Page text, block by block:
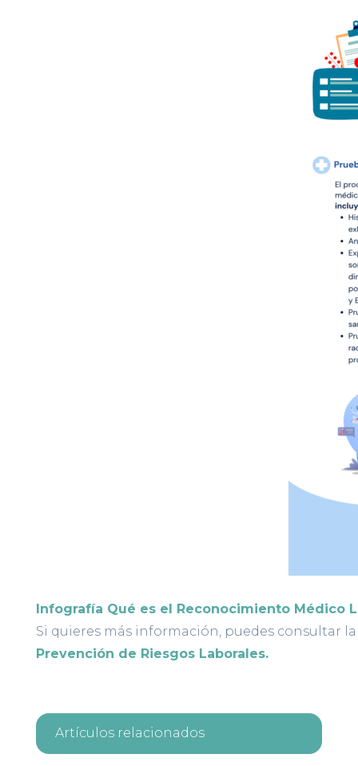
Infografía Qué es el Reconocimiento Médico
Si quieres más información, puedes consultar
Prevención de Riesgos Laborales.
Artículos relacionados